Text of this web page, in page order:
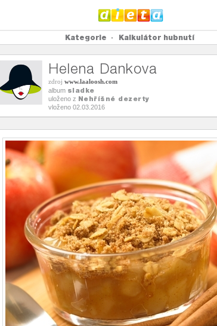
Kategorie Kalkulátor hubnutí
Helena Dankova
zdroj www.laaloosh.com
album sladke
uloženo z Nehříšné dezerty
vloženo 02.03.2016